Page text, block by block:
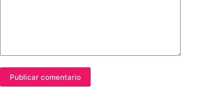
Publicar comentario